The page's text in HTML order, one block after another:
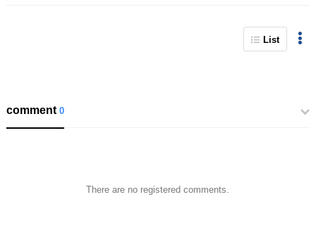
List
comment0
There are no registered comments.